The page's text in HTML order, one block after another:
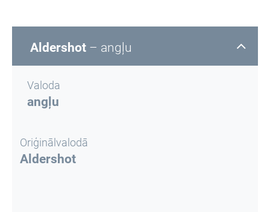
Aldershot – angļu
Valoda
angļu
Oriģinālvalodā
Aldershot